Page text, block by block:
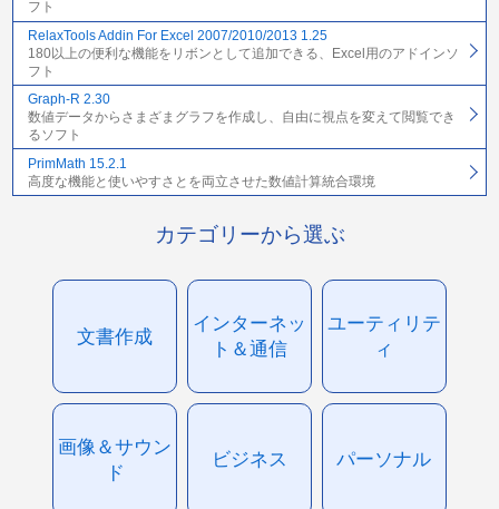
フト
RelaxTools Addin For Excel 2007/2010/2013 1.25
180以上の便利な機能をリボンとして追加できる、Excel用のアドインソ
フト
Graph-R 2.30
数値データからさまざまグラフを作成し、自由に視点を変えて閲覧でき
るソフト
PrimMath 15.2.1
高度な機能と使いやすさとを両立させた数値計算統合環境
カテゴリーから選ぶ
文書作成
インターネッ
ト＆通信
ユーティリテ
ィ
画像＆サウン
ド
ビジネス パーソナル